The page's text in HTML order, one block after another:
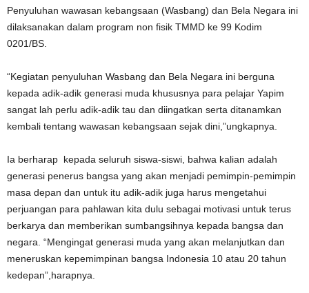
Penyuluhan wawasan kebangsaan (Wasbang) dan Bela Negara ini
dilaksanakan dalam program non fisik TMMD ke 99 Kodim
0201/BS.
“Kegiatan penyuluhan Wasbang dan Bela Negara ini berguna
kepada adik-adik generasi muda khususnya para pelajar Yapim
sangat lah perlu adik-adik tau dan diingatkan serta ditanamkan
kembali tentang wawasan kebangsaan sejak dini,”ungkapnya.
Ia berharap kepada seluruh siswa-siswi, bahwa kalian adalah
generasi penerus bangsa yang akan menjadi pemimpin-pemimpin
masa depan dan untuk itu adik-adik juga harus mengetahui
perjuangan para pahlawan kita dulu sebagai motivasi untuk terus
berkarya dan memberikan sumbangsihnya kepada bangsa dan
negara. “Mengingat generasi muda yang akan melanjutkan dan
meneruskan kepemimpinan bangsa Indonesia 10 atau 20 tahun
kedepan”,harapnya.